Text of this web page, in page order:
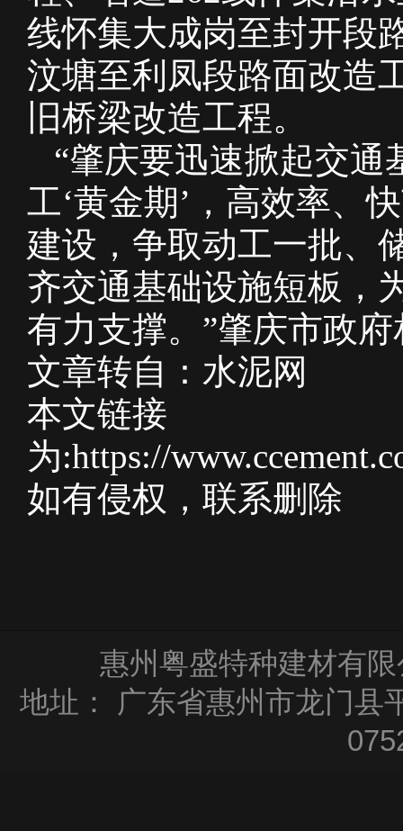
线怀集大成岗至封开段
汶塘至利凤段路面改造
旧桥梁改造工程。
“肇庆要迅速掀起交通
工‘黄金期’，高效率、
建设，争取动工一批、
齐交通基础设施短板，
有力支撑。”肇庆市政
文章转自：水泥网
本文链接
为:https://
如有侵权，联系删 除
惠州粤盛特种建材有
地址：
广东省惠州市龙门县